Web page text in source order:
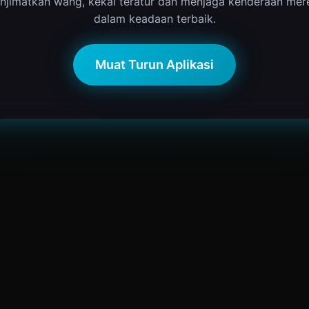
dalam keadaan terbaik.
Muat Turun Aplikasi